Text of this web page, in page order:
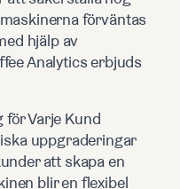
förväntas
hjälp av
Analytics erbjuds
Varje Kund
uppgraderingar
att skapa en
blir en flexibel